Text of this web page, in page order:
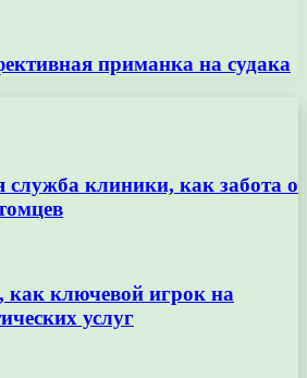
приманка на судака
служба клиники, как забота о
как ключевой игрок на
услуг